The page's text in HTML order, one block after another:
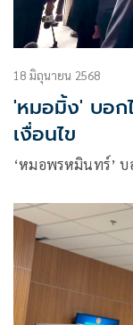
18 มิถุนายน 2568
'หมอมิ้ง' บอก
เงื่อนไข
‘หมอพรหมินทร์’ บ